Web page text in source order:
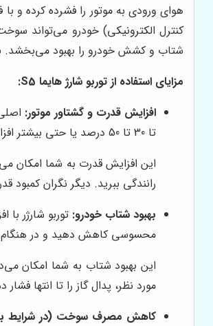
کنترل الکترونیکی) خودرو می‌تواند
شتاب و کشش خودرو را بهبود می‌بخشد. به
مزایای استفاده از توربو شارژ هایما S5:
افزایش قدرت و گشتاور موتور:
تا 30 تا 50 درصد یا حتی بیشتر افزایش دهید. این افزایش قدرت، به معنای تجربه رانندگی هیجان‌انگیزتر و عملکرد بهتر در شرایط مختلف است.
این افزایش قدرت به شما امکان
رانندگی ببرید. دیگر نگران کمبود
بهبود شتاب خودرو:
محسوسی کاهش دهید و در هنگام
این بهبود شتاب به شما امکان
مورد نظر، پدال گاز را تا انتها فشار
کاهش مصرف سوخت (در شرایط